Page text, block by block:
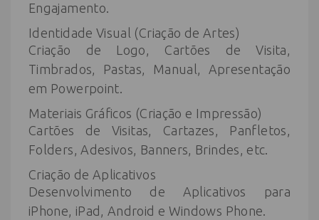
Engajamento.
Identidade Visual (Criação de Artes)
Criação de Logo, Cartões de Visita,
Timbrados, Pastas, Manual, Apresentação
em Powerpoint.
Materiais Gráficos (Criação e Impressão)
Cartões de Visitas, Cartazes, Panfletos,
Folders, Adesivos, Banners, Brindes, etc.
Criação de Aplicativos
Desenvolvimento de Aplicativos para
iPhone, iPad, Android e Windows Phone.